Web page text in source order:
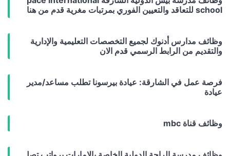
school للتعاقد والتعيين الفوري بمرتبات مغرية قدم من هنا
وظائف مدارس أدنوك لجميع التخصصات التعليمية والإدارية
والتقديم من الرابط الرسمي قدم الان
فرصة عمل في الشارقة: عيادة بيرسونا تطلب مساعد/مدير
عيادة
وظائف قناة mbc